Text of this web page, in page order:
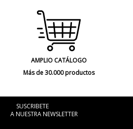
AMPLIO CATÁLOGO
Más de 30.000 productos
SUSCRIBETE
A NUESTRA NEWSLETTER